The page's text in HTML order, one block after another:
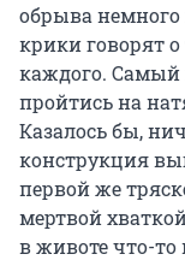
обрыва
крики говорят
каждого. Самый
пройтись на
Казалось бы,
конструкция
первой же
мертвой
в животе что-то